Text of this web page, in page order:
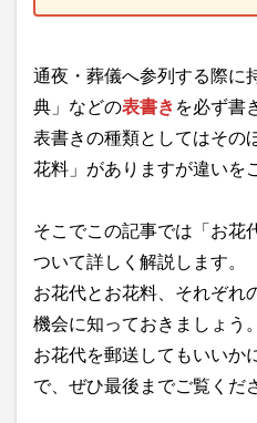
通夜・葬儀へ参列する際に
典」などの表書き を必ず書
表書きの種類としてはその
花料」がありますが違いを
そこでこの記事では「お花
ついて詳しく解説します。
お花代とお花料、それぞれ
機会に知っておきましょう。
お花代を郵送してもいいか
で、ぜひ最後までご覧くだ